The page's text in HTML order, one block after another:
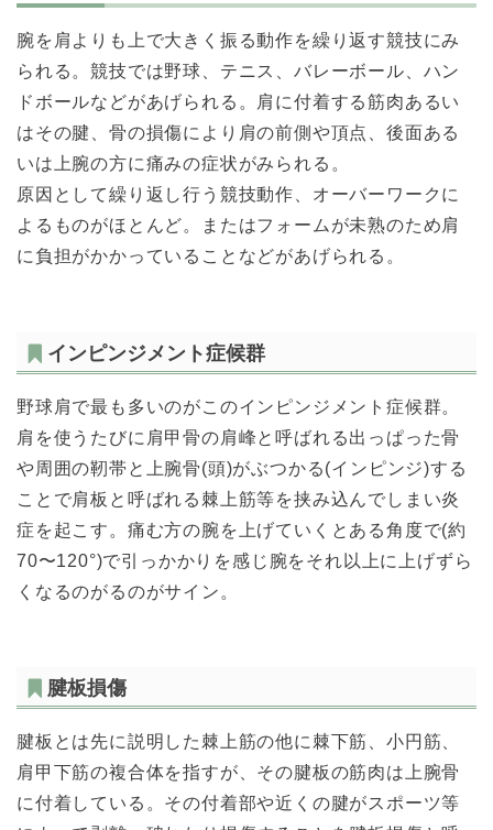
腕を肩よりも上で大きく振る動作を繰り返す競技にみ
られる。競技では野球、テニス、バレーボール、ハン
ドボールなどがあげられる。肩に付着する筋肉あるい
はその腱、骨の損傷により肩の前側や頂点、後面ある
いは上腕の方に痛みの症状がみられる。
原因として繰り返し行う競技動作、オーバーワークに
よるものがほとんど。またはフォームが未熟のため肩
に負担がかかっていることなどがあげられる。
インピンジメント症候群
野球肩で最も多いのがこのインピンジメント症候群。
肩を使うたびに肩甲骨の肩峰と呼ばれる出っぱった骨
や周囲の靭帯と上腕骨(頭)がぶつかる(インピンジ)する
ことで肩板と呼ばれる棘上筋等を挟み込んでしまい炎
症を起こす。痛む方の腕を上げていくとある角度で(約
70〜120°)で引っかかりを感じ腕をそれ以上に上げずら
くなるのがるのがサイン。
腱板損傷
腱板とは先に説明した棘上筋の他に棘下筋、小円筋、
肩甲下筋の複合体を指すが、その腱板の筋肉は上腕骨
に付着している。その付着部や近くの腱がスポーツ等